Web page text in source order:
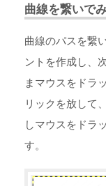
曲線を繋いで
曲線のパスを繋
ントを作成し、
まマウスをドラ
リックを放して
しマウスをドラ
す。